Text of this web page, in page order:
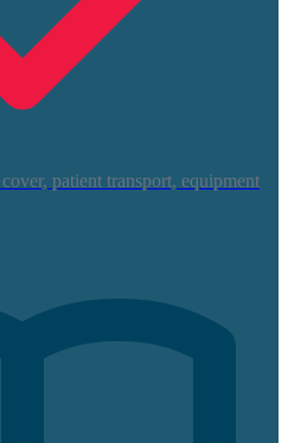
patient transport, equipment